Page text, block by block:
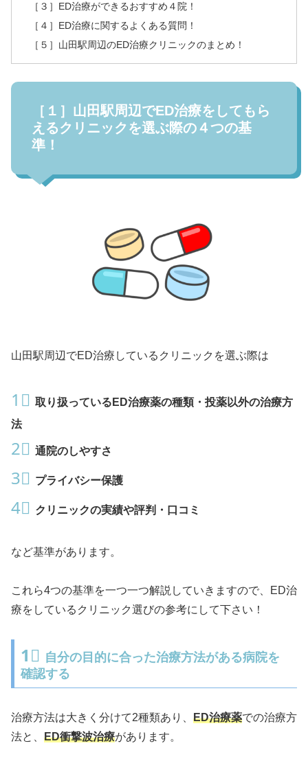
［３］ED治療ができるおすすめ４院！
［４］ED治療に関するよくある質問！
［５］山田駅周辺のED治療クリニックのまとめ！
［１］山田駅周辺でED治療をしてもら
えるクリニックを選ぶ際の４つの基
準！
山田駅周辺でED治療しているクリニックを選ぶ際は
1⃣ 取り扱っているED治療薬の種類・投薬以外の治療方
法
2⃣ 通院のしやすさ
3⃣ プライバシー保護
4⃣ クリニックの実績や評判・口コミ
など基準があります。
これら4つの基準を一つ一つ解説していきますので、ED治
療をしているクリニック選びの参考にして下さい！
1⃣ 自分の目的に合った治療方法がある病院を
確認する
治療方法は大きく分けて2種類あり、 ED治療薬での治療方
法と、 ED衝撃波治療があります。